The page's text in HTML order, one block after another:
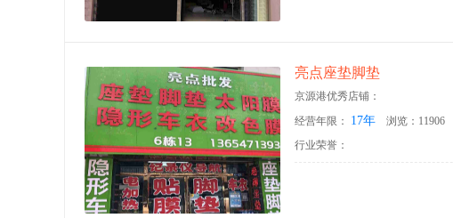
亮点座垫脚垫
京源港优秀店铺：
经营年限： 17年 浏览：11906
行业荣誉：